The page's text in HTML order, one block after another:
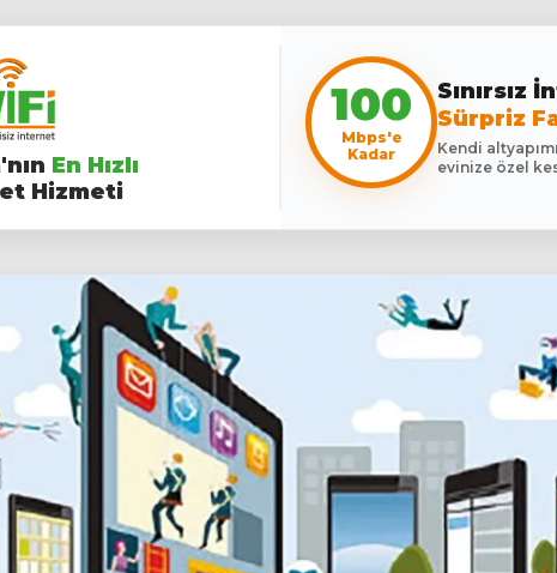
En Hızlı
Hizmeti
100
Mbps'e
Kadar
Sınırsız
Sürpriz
Kendi
evinize özel